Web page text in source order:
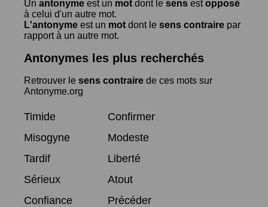
Un antonyme est un mot dont le sens estopposé
à celui d'un autre mot.
L'antonyme est un mot dont le sens contraire par
rapport à un autre mot.
Antonymes les plus recherchés
Retrouver le sens contraire de ces mots sur
Antonyme.org
Timide
Confirmer
Misogyne
Modeste
Tardif
Liberté
Sérieux
Atout
Confiance
Précéder